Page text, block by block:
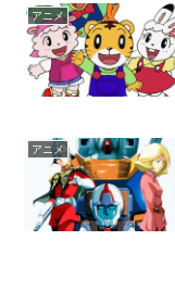
アニメ
アニメ